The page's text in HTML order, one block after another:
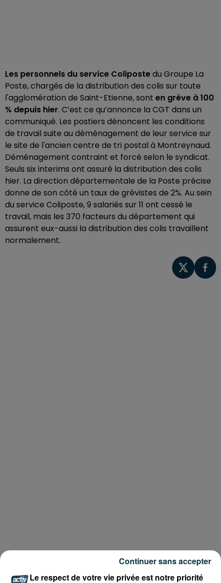
Les personnels du service Colipostedu Groupe La
Poste, chargés de la distribution des colis sur toute
l'agglomération de Saint-Etienne, sont en grève à 100
% depuis hier. C’est ce qu’annonce la CGT dans un
communiqué. Les postiers dénoncent les conditions
de travail suite au déménagement de leur service sur
le site de l'ancien centre de tri postal à Montreynaud.
Déménagement contraint et forcé selon le syndicat.
Seuls six interims ont assuré la distribution des colis
hier. La direction départementale de la Poste précise
donne de son côté un taux de grévistes de 2%. Au sein
du service Coliposte, 9 salariés sur 11 ont cessé le
travail, mais les 370 facteurs du département qui
assurent eux-aussi la distribution des colis travaillent
normalement.
Le respect de votre vie privée est notre priorité
Continuer sans accepter